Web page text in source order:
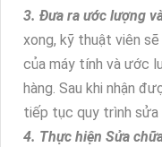
3. Đưa ra ước lượng
xong, kỹ thuật viên
của máy tính và ước
hàng. Sau khi nhận
tiếp tục quy trình sửa
4. Thực hiện Sửa